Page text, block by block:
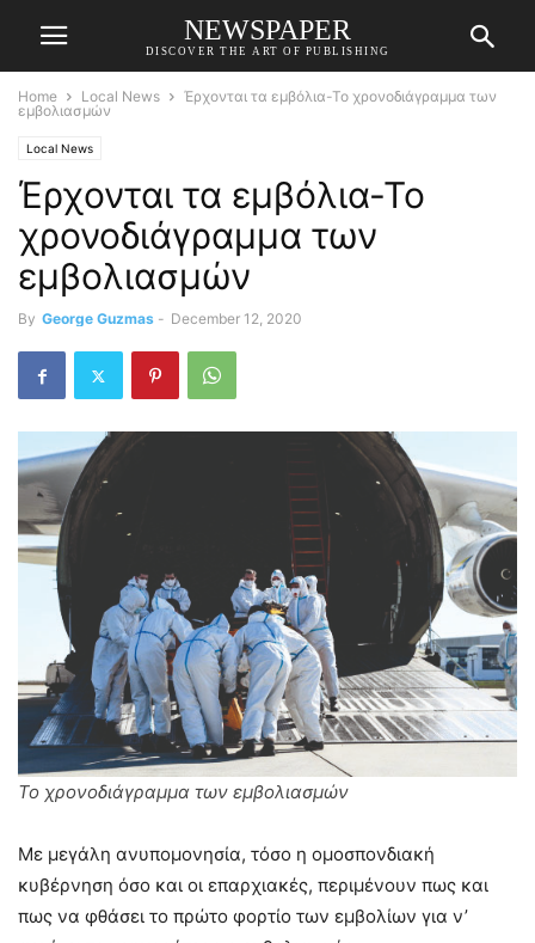
NEWSPAPER
DISCOVER THE ART OF PUBLISHING
Home Local News
Έρχονται τα εμβόλια-Το χρονοδιάγραμμα των
εμβολιασμών
Local News
Έρχονται τα εμβόλια-Το
χρονοδιάγραμμα των
εμβολιασμών
By George Guzmas - December 12, 2020
Το χρονοδιάγραμμα των εμβολιασμών
Με μεγάλη ανυπομονησία, τόσο η ομοσπονδιακή
κυβέρνηση όσο και οι επαρχιακές, περιμένουν πως και
πως να φθάσει το πρώτο φορτίο των εμβολίων για ν’